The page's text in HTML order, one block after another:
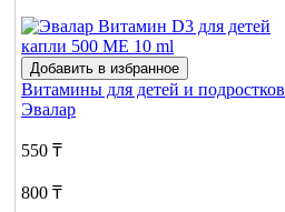
Добавить в избранное
Витамины для детей и подростков
Эвалар
550 ₸
800 ₸